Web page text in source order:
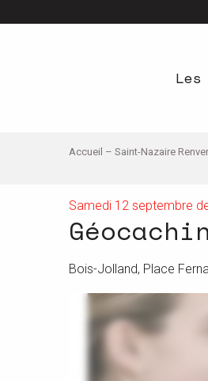
Accueil – Saint-Nazaire
Samedi 12 septembre
Bois-Jolland, Place